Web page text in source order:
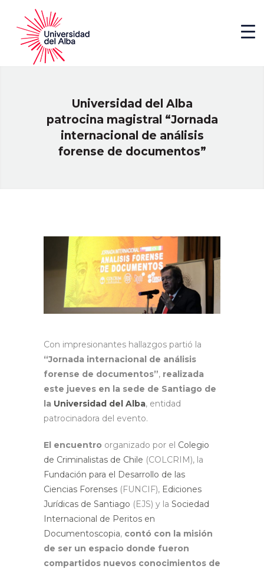
Universidad del Alba
patrocina magistral “Jornada
internacional de análisis
forense de documentos”
Con impresionantes hallazgos partió la
“Jornada internacional de análisis
forense de documentos”, realizada
este jueves en la sede de Santiago de
la Universidad del Alba, entidad
patrocinadora del evento.
El encuentro organizado por el Colegio
de Criminalistas de Chile (COLCRIM), la
Fundación para el Desarrollo de las
Ciencias Forenses (FUNCIF), Ediciones
Jurídicas de Santiago (EJS) y la Sociedad
Internacional de Peritos en
Documentoscopia, contó con la misión
de ser un espacio donde fueron
compartidos nuevos conocimientos de